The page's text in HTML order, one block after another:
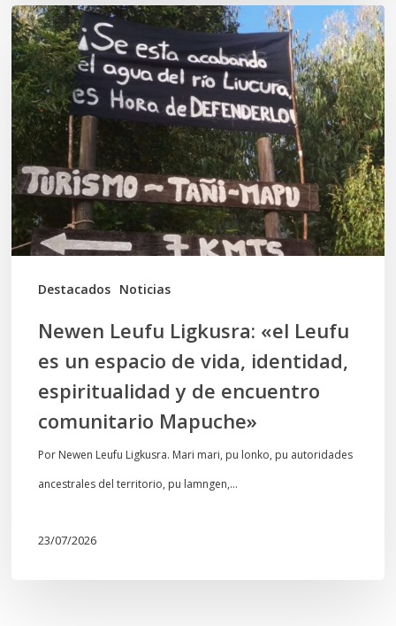
Destacados Noticias
Newen
Leufu
Ligkusra:
«el
Leufu
es
un
espacio
de
vida,
espiritualidad
encuentro
comunitario
Mapuche»
Newen Leufu Ligkusra: «el Leufu
es un espacio de vida, identidad,
espiritualidad y de encuentro
comunitario Mapuche»
Por Newen Leufu Ligkusra. Mari mari, pu lonko, pu autoridades
ancestrales del territorio, pu lamngen,…
23/07/2026